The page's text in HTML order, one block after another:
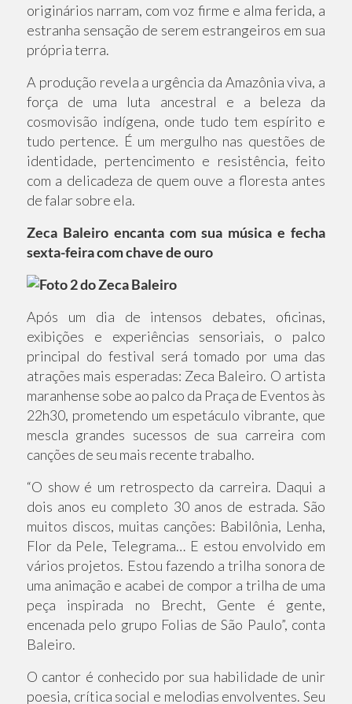
originários narram, com voz firme e alma ferida, a
estranha sensação de serem estrangeiros em sua
própria terra.
A produção revela a urgência da Amazônia viva, a
força de uma luta ancestral e a beleza da
cosmovisão indígena, onde tudo tem espírito e
tudo pertence. É um mergulho nas questões de
identidade, pertencimento e resistência, feito
com a delicadeza de quem ouve a floresta antes
de falar sobre ela.
Zeca Baleiro encanta com sua música e fecha
sexta-feira com chave de ouro
Após um dia de intensos debates, oficinas,
exibições e experiências sensoriais, o palco
principal do festival será tomado por uma das
atrações mais esperadas: Zeca Baleiro. O artista
maranhense sobe ao palco da Praça de Eventos às
22h30, prometendo um espetáculo vibrante, que
mescla grandes sucessos de sua carreira com
canções de seu mais recente trabalho.
“O show é um retrospecto da carreira. Daqui a
dois anos eu completo 30 anos de estrada. São
muitos discos, muitas canções: Babilônia, Lenha,
Flor da Pele, Telegrama… E estou envolvido em
vários projetos. Estou fazendo a trilha sonora de
uma animação e acabei de compor a trilha de uma
peça inspirada no Brecht, Gente é gente,
encenada pelo grupo Folias de São Paulo”, conta
Baleiro.
O cantor é conhecido por sua habilidade de unir
poesia, crítica social e melodias envolventes. Seu